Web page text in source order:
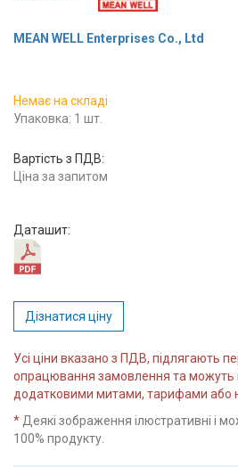
Контакти
Тех.
Підтримка
Блог
MEAN WELL Enterprises Co., Ltd
Немає на складі
Упаковка: 1 шт.
Вартість з ПДВ:
Ціна за запитом
Даташит:
Дізнатися ціну
Усі ціни вказано з ПДВ, підлягають
опрацювання замовлення та можуть
додатковими митами, тарифами або
* Деякі зображення ілюстративні і
100% продукту.